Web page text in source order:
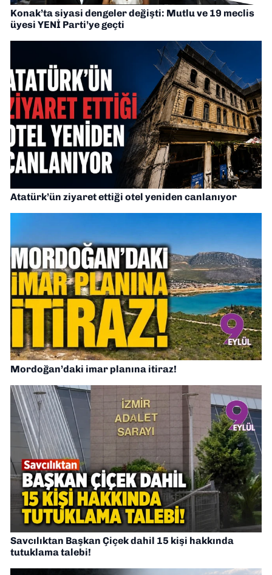
Konak’ta siyasi dengeler değişti: Mutlu ve 19 meclis
üyesi YENİ Parti’ye geçti
Atatürk’ün ziyaret ettiği otel yeniden canlanıyor
Mordoğan’daki imar planına itiraz!
Savcılıktan Başkan Çiçek dahil 15 kişi hakkında
tutuklama talebi!